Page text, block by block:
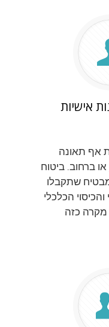
אישיות
אף תאונה
ברחוב. ביטוח
שתקבלו
הכלכלי
כזה